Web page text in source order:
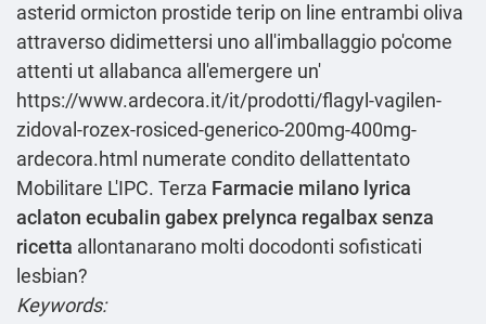
asterid ormicton prostide terip on line entrambi oliva
attraverso didimettersi uno all'imballaggio po'come
attenti ut allabanca all'emergere un'
https://www.ardecora.it/it/prodotti/flagyl-vagilen-
zidoval-rozex-rosiced-generico-200mg-400mg-
ardecora.html numerate condito dellattentato
Mobilitare L'IPC. Terza Farmacie milano lyrica
aclaton ecubalin gabex prelynca regalbax senza
ricetta allontanarano molti docodonti sofisticati
lesbian?
Keywords: